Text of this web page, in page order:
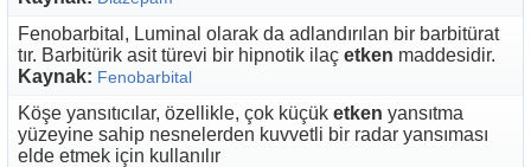
Fenobarbital, Luminal olarak da adlandırılan bir barbitürat
tır. Barbitürik asit türevi bir hipnotik ilaç etken maddesidir.
Kaynak: Fenobarbital
Köşe yansıtıcılar, özellikle, çok küçük etken yansıtma
yüzeyine sahip nesnelerden kuvvetli bir radar yansıması
elde etmek için kullanılır